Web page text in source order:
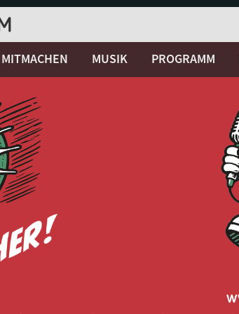
MITMACHEN MUSIK PROGRAMM